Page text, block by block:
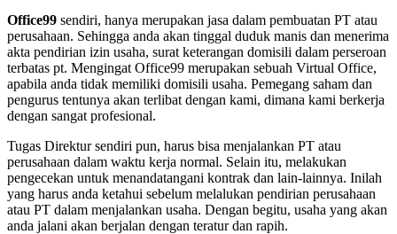
Office99 sendiri, hanya merupakan jasa dalam pembuatan PT atau
perusahaan. Sehingga anda akan tinggal duduk manis dan menerima
akta pendirian izin usaha, surat keterangan domisili dalam perseroan
terbatas pt. Mengingat Office99 merupakan sebuah Virtual Office,
apabila anda tidak memiliki domisili usaha. Pemegang saham dan
pengurus tentunya akan terlibat dengan kami, dimana kami berkerja
dengan sangat profesional.
Tugas Direktur sendiri pun, harus bisa menjalankan PT atau
perusahaan dalam waktu kerja normal. Selain itu, melakukan
pengecekan untuk menandatangani kontrak dan lain-lainnya. Inilah
yang harus anda ketahui sebelum melalukan pendirian perusahaan
atau PT dalam menjalankan usaha. Dengan begitu, usaha yang akan
anda jalani akan berjalan dengan teratur dan rapih.